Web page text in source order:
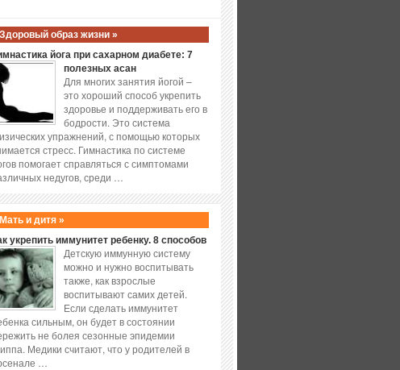
Здоровый образ жизни »
йога при сахарном диабете: 7
полезных асан
Для многих занятия йогой –
это хороший способ укрепить
здоровье и поддерживать его в
бодрости. Это система
упражнений, с помощью которых
стресс. Гимнастика по системе
помогает справляться с симптомами
недугов, среди …
Мать и дитя »
укрепить иммунитет ребенку. 8 способов
Детскую иммунную систему
можно и нужно воспитывать
также, как взрослые
воспитывают самих детей.
Если сделать иммунитет
сильным, он будет в состоянии
не болея сезонные эпидемии
Медики считают, что у родителей в
…